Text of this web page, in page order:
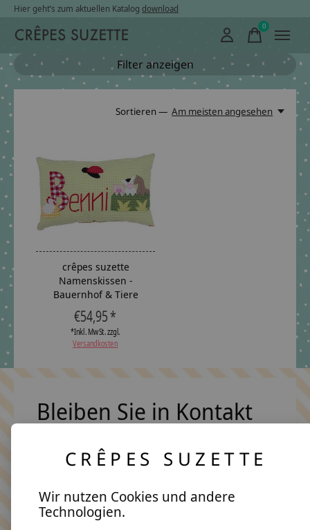
Hier geht’s zum aktuellen Katalog download
0items
Filter anzeigen
Sortieren — Am meisten angesehen
crêpes suzette
Namenskissen -
Bauernhof & Tiere
€54,95 *
*Inkl. MwSt. zzgl.
Versandkosten
Bleiben Sie in Kontakt
Keine Sorge, wir übertreiben es nicht
CRÊPES SUZETTE
Wir nutzen Cookies und andere
Technologien.